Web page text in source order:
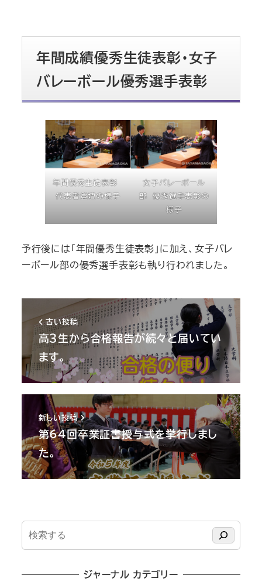
年間成績優秀生徒表彰・女子
バレーボール優秀選手表彰
年間優秀生徒表彰
代表者登壇の様子
女子バレーボール
部 優秀選手表彰の
様子
予行後には「年間優秀生徒表彰」に加え、女子バレ
ーボール部の優秀選手表彰も執り行われました。
古い投稿
高３生から合格報告が続々と届いてい
ます。
新しい投稿
第64回卒業証書授与式を挙行しまし
た。
ジャーナル カテゴリー